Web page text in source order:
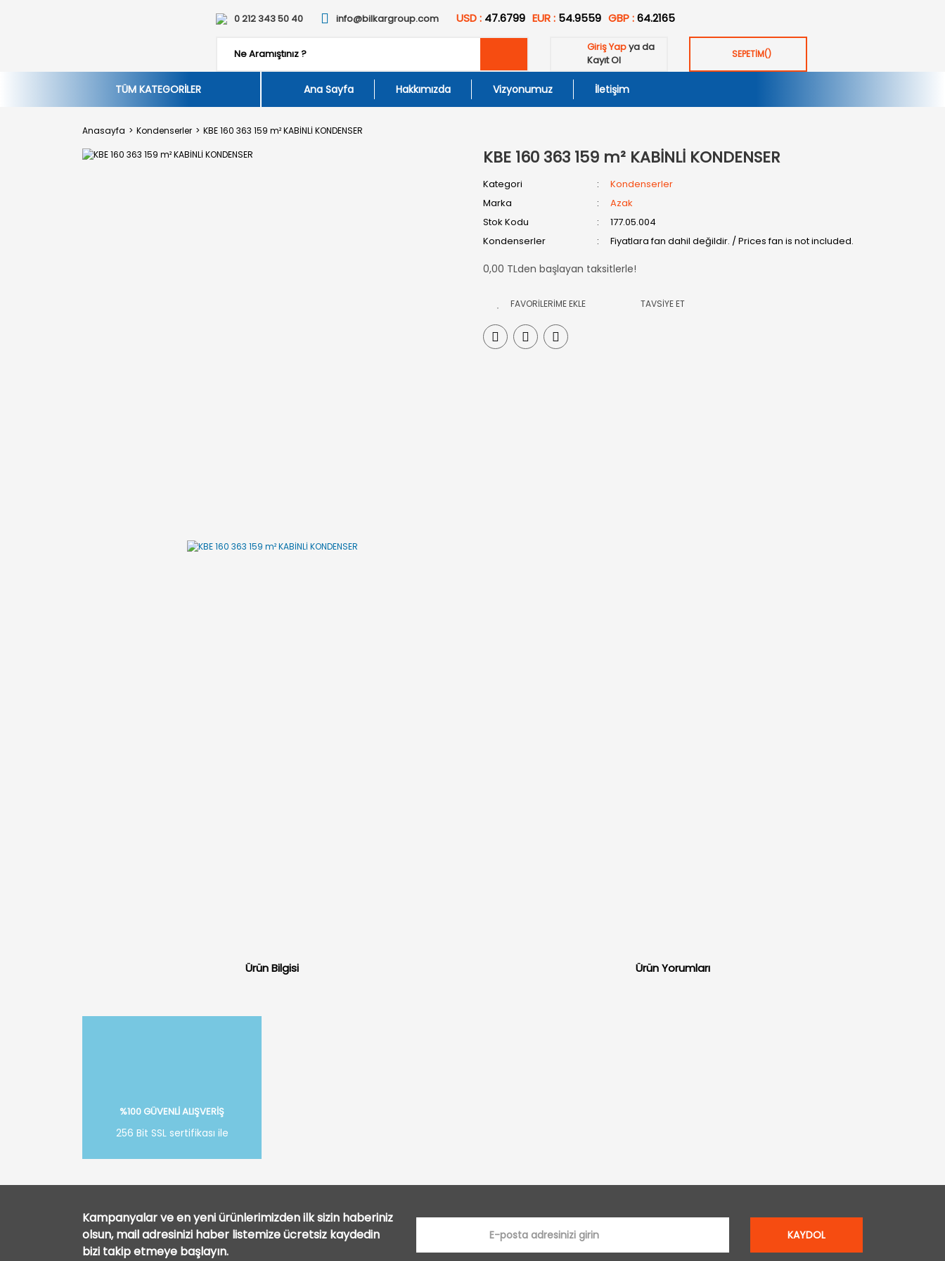
0 212 343 50 40 info@bilkargroup.com USD : 47.6799 EUR : 54.9559 GBP :64.2165
Giriş Yapya da
Kayıt Ol
SEPETİM()
TÜM KATEGORİLER Ana Sayfa Hakkımızda Vizyonumuz İletişim
Anasayfa Kondenserler KBE 160 363 159 m² KABİNLİ KONDENSER
KBE 160 363 159 m² KABİNLİ KONDENSER
Kategori
Kondenserler
Marka
Azak
Stok Kodu
177.05.004
Kondenserler
Fiyatlara fan dahil değildir. / Prices fan is not included.
0,00 TLden başlayan taksitlerle!
TAVSİYE ET
Ürün Bilgisi Ürün Yorumları
%100 GÜVENLİ ALIŞVERİŞ
256 Bit SSL sertifikası ile
Kampanyalar ve en yeni ürünlerimizden ilk sizin haberiniz
olsun, mail adresinizi haber listemize ücretsiz kaydedin
bizi takip etmeye başlayın.
KAYDOL